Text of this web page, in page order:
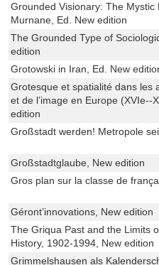
Grounded Visionary: The Mystic
Murnane, Ed. New edition
The Grounded Type of
edition
Grotowski in Iran, Ed. New
Grotesque et spatialité dans les
et de l’image en Europe (XVIe--
edition
Großstadt werden! Metropole
Großstadtglaube, New edition
Gros plan sur la classe de
Géront’innovations, New edition
The Griqua Past and the Limits
History, 1902-1994, New edition
Grimmelshausen als